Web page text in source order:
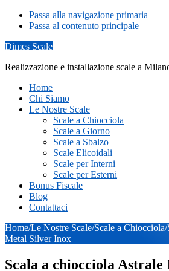
Passa alla navigazione primaria
Passa al contenuto principale
Dimes Scale
Realizzazione e installazione scale a
Home
Chi Siamo
Le Nostre Scale
Scale a Chiocciola
Scale a Giorno
Scale a Sbalzo
Scale Elicoidali
Scale per Interni
Scale per Esterni
Bonus Fiscale
Blog
Contattaci
Home/Le Nostre Scale/Scale a Chiocciola/
Metal Silver Inox
Scala a chiocciola